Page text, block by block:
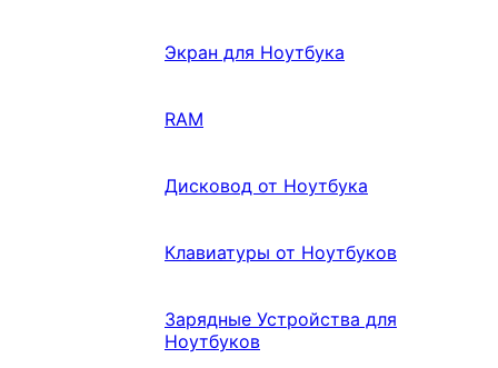
Экран для Ноутбука
RAM
Дисковод от Ноутбука
Клавиатуры от Ноутбуков
Зарядные Устройства для
Ноутбуков